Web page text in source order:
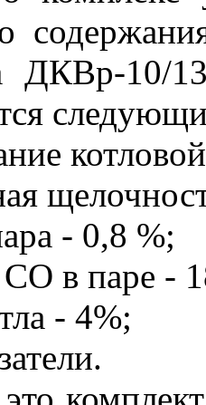
ДКВр-10/
- 0,8 %;
в паре -
- 4%;